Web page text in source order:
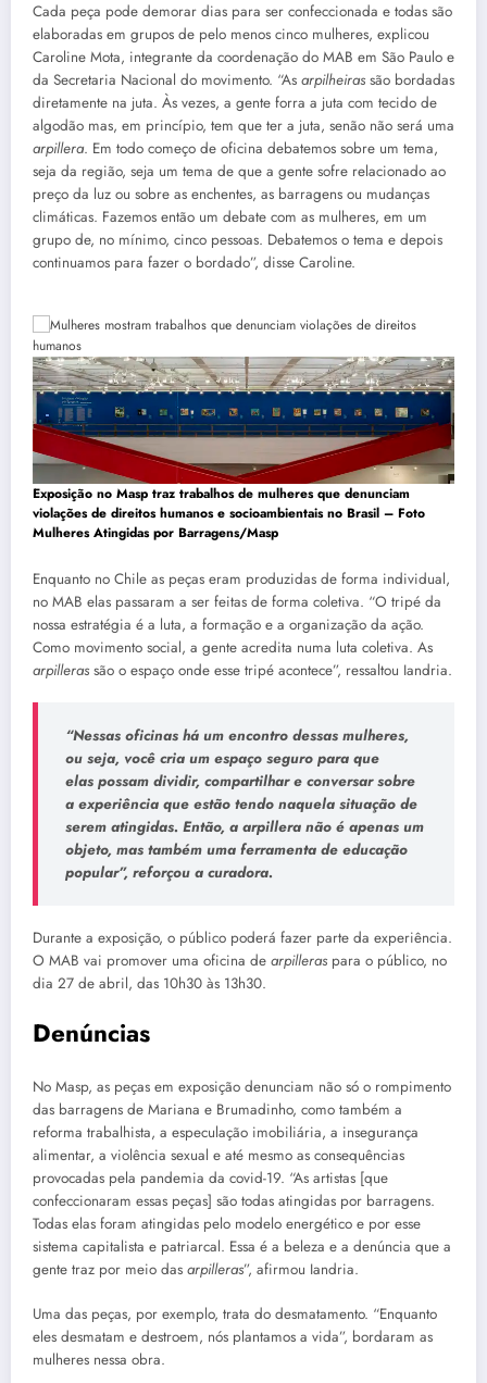
Cada peça pode demorar dias para ser confeccionada e todas são
elaboradas em grupos de pelo menos cinco mulheres, explicou
Caroline Mota, integrante da coordenação do MAB em São Paulo e
da Secretaria Nacional do movimento. “As arpilheiras são bordadas
diretamente na juta. Às vezes, a gente forra a juta com tecido de
algodão mas, em princípio, tem que ter a juta, senão não será uma
arpillera. Em todo começo de oficina debatemos sobre um tema,
seja da região, seja um tema de que a gente sofre relacionado ao
preço da luz ou sobre as enchentes, as barragens ou mudanças
climáticas. Fazemos então um debate com as mulheres, em um
grupo de, no mínimo, cinco pessoas. Debatemos o tema e depois
continuamos para fazer o bordado”, disse Caroline.
Exposição no Masp traz trabalhos de mulheres que denunciam
violações de direitos humanos e socioambientais no Brasil – Foto
Mulheres Atingidas por Barragens/Masp
Enquanto no Chile as peças eram produzidas de forma individual,
no MAB elas passaram a ser feitas de forma coletiva. “O tripé da
nossa estratégia é a luta, a formação e a organização da ação.
Como movimento social, a gente acredita numa luta coletiva. As
arpilleras são o espaço onde esse tripé acontece”, ressaltou Iandria.
“Nessas oficinas há um encontro dessas mulheres,
ou seja, você cria um espaço seguro para que
elas possam dividir, compartilhar e conversar sobre
a experiência que estão tendo naquela situação de
serem atingidas. Então, a arpillera não é apenas um
objeto, mas também uma ferramenta de educação
popular”, reforçou a curadora.
Durante a exposição, o público poderá fazer parte da experiência.
O MAB vai promover uma oficina de arpilleras para o público, no
dia 27 de abril, das 10h30 às 13h30.
Denúncias
No Masp, as peças em exposição denunciam não só o rompimento
das barragens de Mariana e Brumadinho, como também a
reforma trabalhista, a especulação imobiliária, a insegurança
alimentar, a violência sexual e até mesmo as consequências
provocadas pela pandemia da covid-19. “As artistas [que
confeccionaram essas peças] são todas atingidas por barragens.
Todas elas foram atingidas pelo modelo energético e por esse
sistema capitalista e patriarcal. Essa é a beleza e a denúncia que a
gente traz por meio das arpilleras”, afirmou Iandria.
Uma das peças, por exemplo, trata do desmatamento. “Enquanto
eles desmatam e destroem, nós plantamos a vida”, bordaram as
mulheres nessa obra.